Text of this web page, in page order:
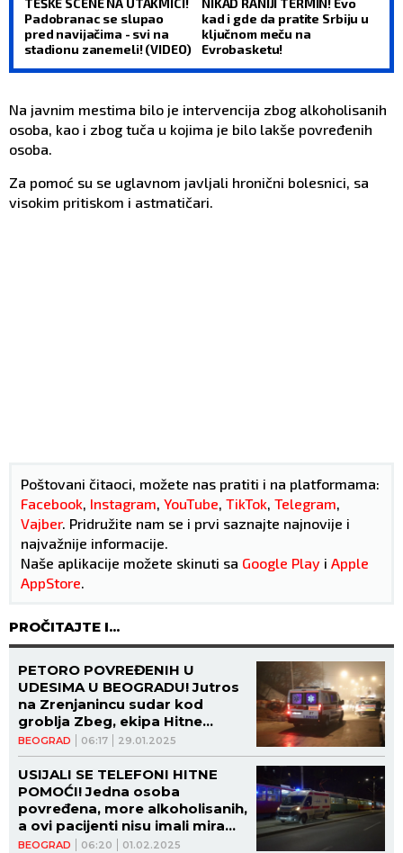
TEŠKE SCENE NA UTAKMICI!
Padobranac se slupao
pred navijačima - svi na
stadionu zanemeli! (VIDEO)
NIKAD RANIJI TERMIN! Evo
kad i gde da pratite Srbiju u
ključnom meču na
Evrobasketu!
Na javnim mestima bilo je intervencija zbog alkoholisanih
osoba, kao i zbog tuča u kojima je bilo lakše povređenih
osoba.
Za pomoć su se uglavnom javljali hronični bolesnici, sa
visokim pritiskom i astmatičari.
Poštovani čitaoci, možete nas pratiti i na platformama:
Facebook, Instagram, YouTube, TikTok, Telegram,
Vajber. Pridružite nam se i prvi saznajte najnovije i
najvažnije informacije.
Naše aplikacije možete skinuti sa Google Play i Apple
AppStore.
PROČITAJTE I...
BEOGRAD 06:17 29.01.2025
PETORO POVREĐENIH U
UDESIMA U BEOGRADU! Jutros
na Zrenjanincu sudar kod
groblja Zbeg, ekipa Hitne
pomoći ekspresno reagovala
BEOGRAD 06:20 01.02.2025
USIJALI SE TELEFONI HITNE
POMOĆI! Jedna osoba
povređena, more alkoholisanih,
a ovi pacijenti nisu imali mira
celu noć